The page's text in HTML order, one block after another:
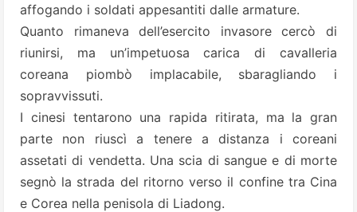
affogando i soldati appesantiti dalle armature.
Quanto rimaneva dell’esercito invasore cercò di
riunirsi, ma un’impetuosa carica di cavalleria
coreana piombò implacabile, sbaragliando i
sopravvissuti.
I cinesi tentarono una rapida ritirata, ma la gran
parte non riuscì a tenere a distanza i coreani
assetati di vendetta. Una scia di sangue e di morte
segnò la strada del ritorno verso il confine tra Cina
e Corea nella penisola di Liadong.